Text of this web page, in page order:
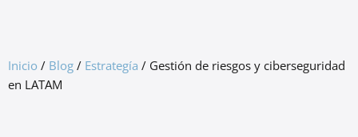
Inicio / Blog / Estrategía / Gestión de riesgos y ciberseguridad
en LATAM